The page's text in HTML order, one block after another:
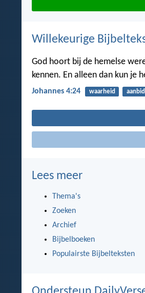
Willekeurige
God hoort bij de hemelse
kennen. En alleen dan kun je
Johannes 4:24 waarheid
Lees meer
Thema's
Zoeken
Archief
Bijbelboeken
Populairste Bijbelteksten